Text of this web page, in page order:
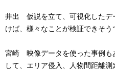
井出 仮説を立て、可視化したデ
けば、様々なことが検証できそう
宮崎 映像データを使った事例も
して、エリア侵入、人物間距離